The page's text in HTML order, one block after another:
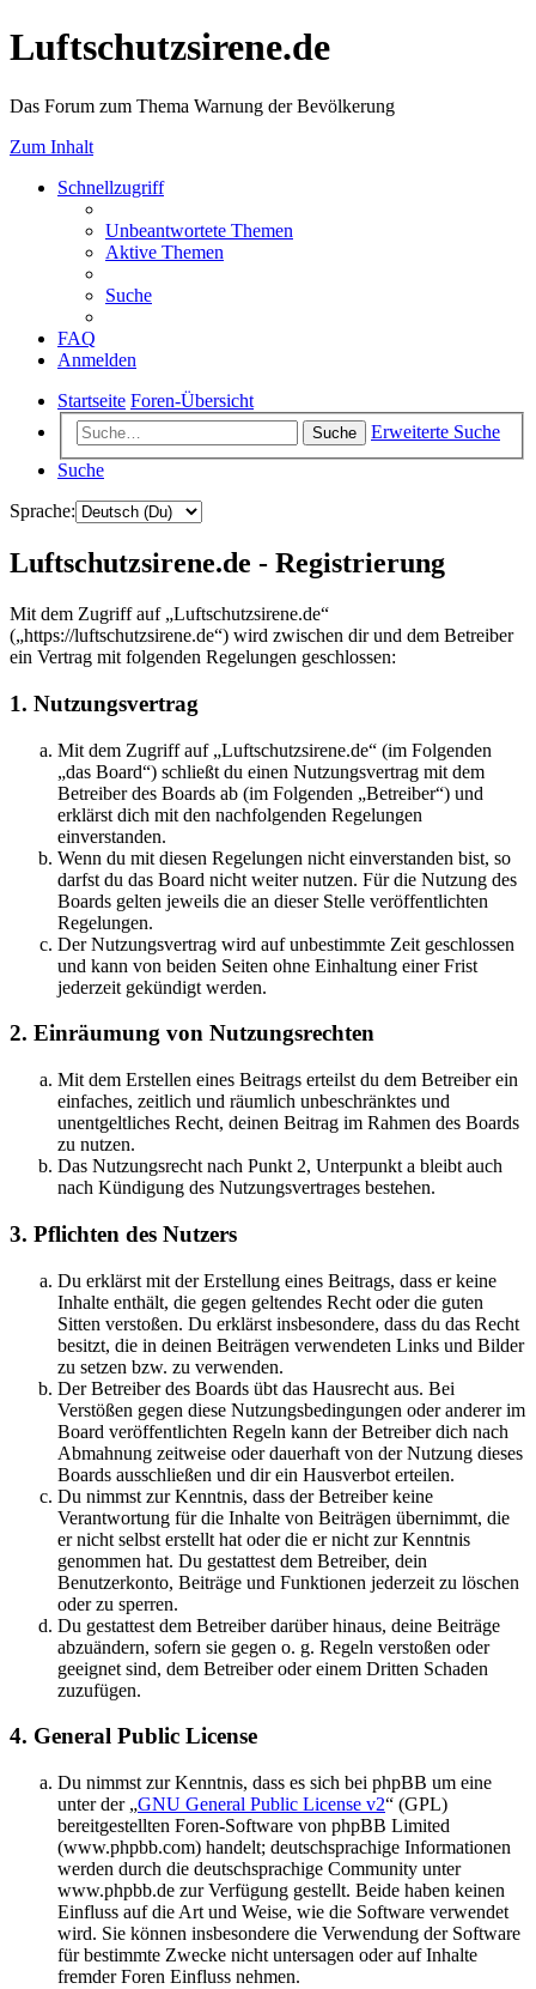
Luftschutzsirene.de
Das Forum zum Thema Warnung der Bevölkerung
Zum Inhalt
Schnellzugriff
Unbeantwortete Themen
Aktive Themen
Suche
FAQ
Anmelden
Startseite Foren-Übersicht
Suche
Erweiterte Suche
Suche
Sprache:
Luftschutzsirene.de - Registrierung
Mit dem Zugriff auf „Luftschutzsirene.de“
(„https://luftschutzsirene.de“) wird zwischen dir und dem Betreiber
ein Vertrag mit folgenden Regelungen geschlossen:
1. Nutzungsvertrag
Mit dem Zugriff auf „Luftschutzsirene.de“ (im Folgenden
„das Board“) schließt du einen Nutzungsvertrag mit dem
Betreiber des Boards ab (im Folgenden „Betreiber“) und
erklärst dich mit den nachfolgenden Regelungen
einverstanden.
Wenn du mit diesen Regelungen nicht einverstanden bist, so
darfst du das Board nicht weiter nutzen. Für die Nutzung des
Boards gelten jeweils die an dieser Stelle veröffentlichten
Regelungen.
Der Nutzungsvertrag wird auf unbestimmte Zeit geschlossen
und kann von beiden Seiten ohne Einhaltung einer Frist
jederzeit gekündigt werden.
2. Einräumung von Nutzungsrechten
Mit dem Erstellen eines Beitrags erteilst du dem Betreiber ein
einfaches, zeitlich und räumlich unbeschränktes und
unentgeltliches Recht, deinen Beitrag im Rahmen des Boards
zu nutzen.
Das Nutzungsrecht nach Punkt 2, Unterpunkt a bleibt auch
nach Kündigung des Nutzungsvertrages bestehen.
3. Pflichten des Nutzers
Du erklärst mit der Erstellung eines Beitrags, dass er keine
Inhalte enthält, die gegen geltendes Recht oder die guten
Sitten verstoßen. Du erklärst insbesondere, dass du das Recht
besitzt, die in deinen Beiträgen verwendeten Links und Bilder
zu setzen bzw. zu verwenden.
Der Betreiber des Boards übt das Hausrecht aus. Bei
Verstößen gegen diese Nutzungsbedingungen oder anderer im
Board veröffentlichten Regeln kann der Betreiber dich nach
Abmahnung zeitweise oder dauerhaft von der Nutzung dieses
Boards ausschließen und dir ein Hausverbot erteilen.
Du nimmst zur Kenntnis, dass der Betreiber keine
Verantwortung für die Inhalte von Beiträgen übernimmt, die
er nicht selbst erstellt hat oder die er nicht zur Kenntnis
genommen hat. Du gestattest dem Betreiber, dein
Benutzerkonto, Beiträge und Funktionen jederzeit zu löschen
oder zu sperren.
Du gestattest dem Betreiber darüber hinaus, deine Beiträge
abzuändern, sofern sie gegen o. g. Regeln verstoßen oder
geeignet sind, dem Betreiber oder einem Dritten Schaden
zuzufügen.
4. General Public License
Du nimmst zur Kenntnis, dass es sich bei phpBB um eine
unter der „GNU General Public License v2“ (GPL)
bereitgestellten Foren-Software von phpBB Limited
(www.phpbb.com) handelt; deutschsprachige Informationen
werden durch die deutschsprachige Community unter
www.phpbb.de zur Verfügung gestellt. Beide haben keinen
Einfluss auf die Art und Weise, wie die Software verwendet
wird. Sie können insbesondere die Verwendung der Software
für bestimmte Zwecke nicht untersagen oder auf Inhalte
fremder Foren Einfluss nehmen.